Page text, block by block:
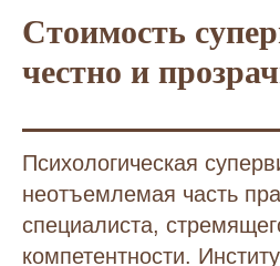
Стоимость
честно и
Психологическая
неотъемлемая часть
специалиста,
компетентности.